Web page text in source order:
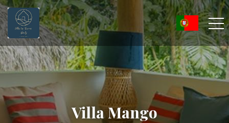
Villa Mango